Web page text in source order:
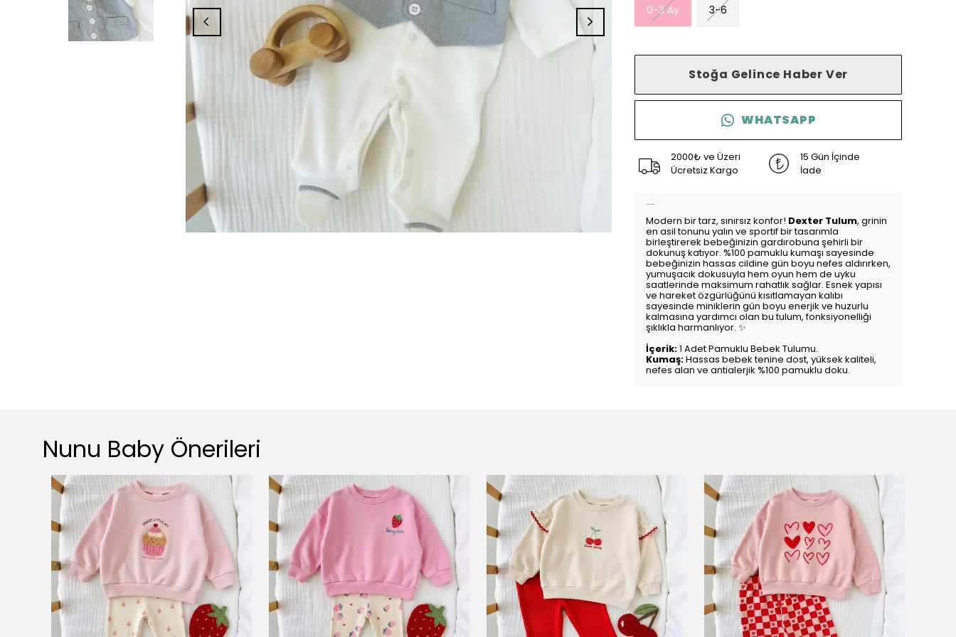
0-3 Ay 3-6
Stoğa Gelince Haber Ver
WHATSAPP
2000₺ ve Üzeri
Ücretsiz Kargo
15 Gün İçinde
İade
Modern bir tarz, sınırsız konfor! Dexter Tulum, grinin
en asil tonunu yalın ve sportif bir tasarımla
birleştirerek bebeğinizin gardırobuna şehirli bir
dokunuş katıyor. %100 pamuklu kumaşı sayesinde
bebeğinizin hassas cildine gün boyu nefes aldırırken,
yumuşacık dokusuyla hem oyun hem de uyku
saatlerinde maksimum rahatlık sağlar. Esnek yapısı
ve hareket özgürlüğünü kısıtlamayan kalıbı
sayesinde miniklerin gün boyu enerjik ve huzurlu
kalmasına yardımcı olan bu tulum,fonksiyonelliği
şıklıkla harmanlıyor. ✨
İçerik:1 Adet Pamuklu Bebek Tulumu.
Kumaş:Hassas bebek tenine dost, yüksek kaliteli,
nefes alan ve antialerjik %100 pamuklu doku.
Nunu Baby Önerileri